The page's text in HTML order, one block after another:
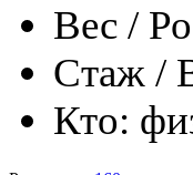
Вес /
Стаж /
Кто: